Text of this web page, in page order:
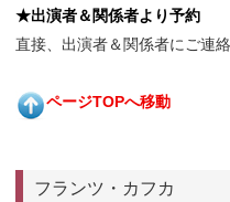
★出演者＆関係者より予約
直接、出演者＆関係者にご連
ページTOPへ移動
フランツ・カフカ